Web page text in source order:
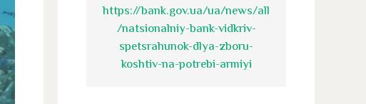
https://bank.gov.ua/ua/news/all
/natsionalniy-bank-vidkriv-
spetsrahunok-dlya-zboru-
koshtiv-na-potrebi-armiyi